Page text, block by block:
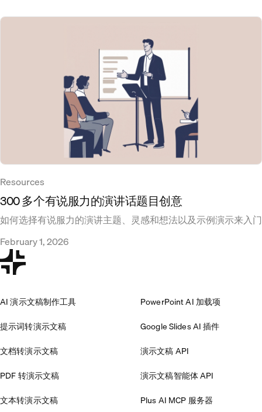
Resources
300 多个有说服力的演讲话题目创意
如何选择有说服力的演讲主题、灵感和想法以及示例演示来入门
February 1, 2026
AI 演示文稿制作工具
提示词转演示文稿
文档转演示文稿
PDF 转演示文稿
文本转演示文稿
PowerPoint AI 加载项
Google Slides AI 插件
演示文稿 API
演示文稿智能体 API
Plus AI MCP 服务器